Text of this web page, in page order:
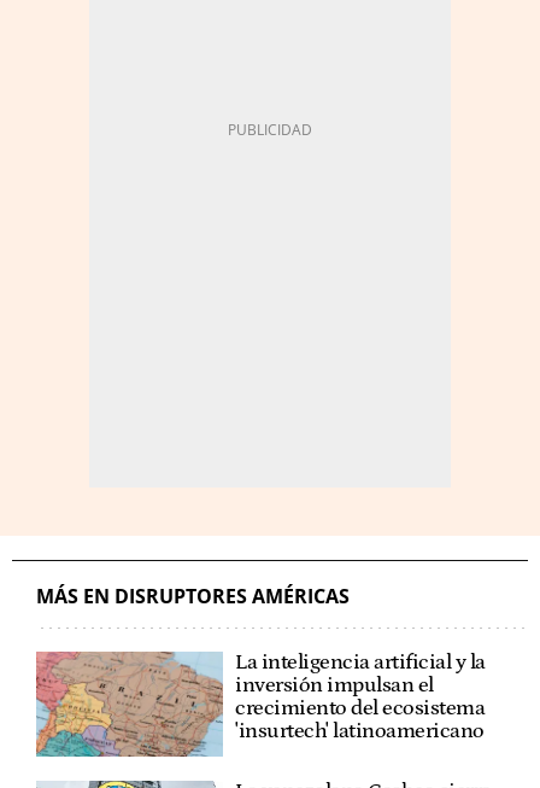
MÁS EN DISRUPTORES AMÉRICAS
La inteligencia artificial y la
inversión impulsan el
crecimiento del ecosistema
'insurtech' latinoamericano